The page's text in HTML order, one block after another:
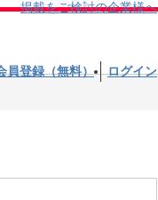
掲載をご検討の企業様へ
員登録（無料） ログイン